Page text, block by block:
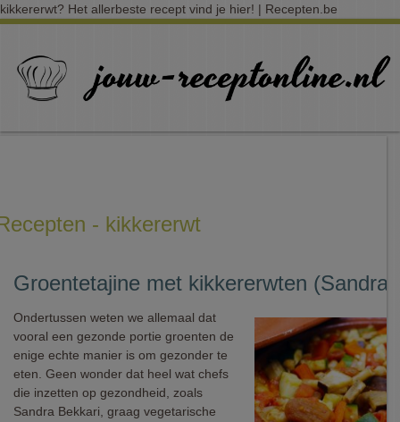
kikkererwt? Het allerbeste recept vind je hier! | Recepten.be
- kikkererwt
Groentetajine met kikkererwten (Sandra
Ondertussen weten we allemaal dat
vooral een gezonde portie groenten de
enige echte manier is om gezonder te
eten. Geen wonder dat heel wat chefs
die inzetten op gezondheid, zoals
Sandra Bekkari, graag vegetarische